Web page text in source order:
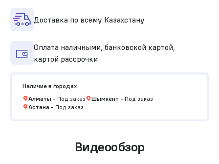
Доставка по всему Казахстану
Оплата наличными, банковской картой,
картой рассрочки
Наличие в городах
Алматы- Под заказ Шымкент - Под заказ
Астана- Под заказ
Видеообзор